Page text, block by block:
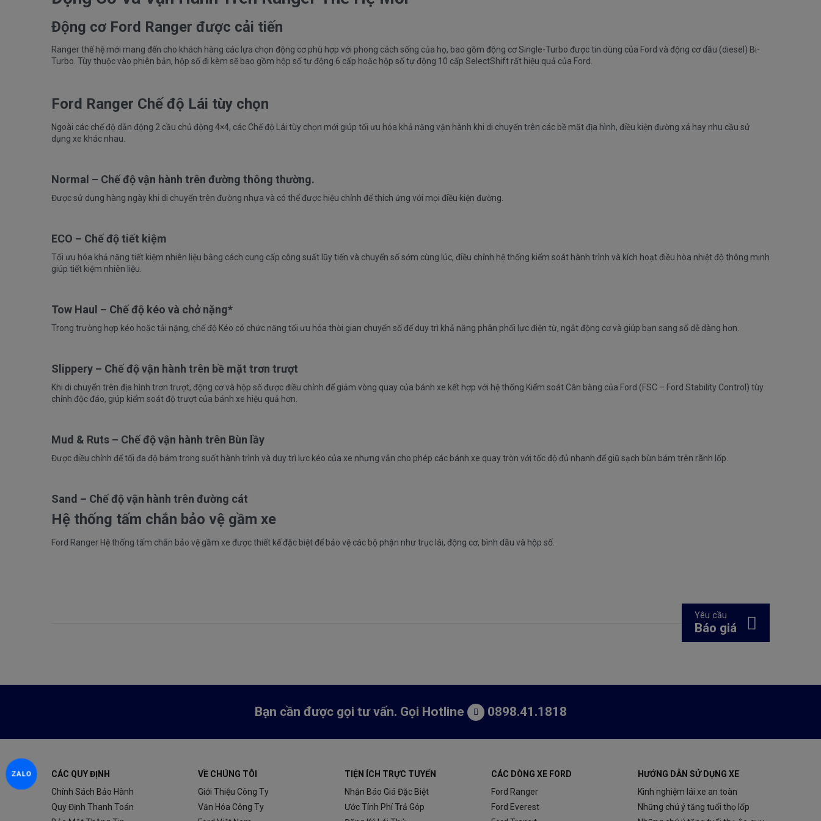
Động cơ Ford Ranger được cải tiến
Rangerthế hệ mới mang đến cho khách hàng các lựa chọn động cơ phù hợp với phong cách sống của họ, bao gồm động cơ Single-Turbo được tin dùng của Ford và động cơ dầu (diesel) Bi-
Turbo. Tùy thuộc vào phiên bản, hộp số đi kèm sẽ bao gồm hộp số tự động 6 cấp hoặc hộp số tự động 10 cấp SelectShift rất hiệu quả của Ford.
Ford Ranger Chế độ Lái tùy chọn
Ngoài các chế độ dẫn động 2 cầu chủ động 4×4, các Chế độ Lái tùy chọn mới giúp tối ưu hóa khả năng vận hành khi di chuyển trên các bề mặt địa hình, điều kiện đường xá hay nhu cầu sử
dụng xe khác nhau.
Normal – Chế độ vận hành trên đường thông thường.
Được sử dụng hàng ngày khi di chuyển trên đường nhựa và có thể được hiệu chỉnh để thích ứng với mọi điều kiện đường.
ECO – Chế độ tiết kiệm
Tối ưu hóa khả năng tiết kiệm nhiên liệu bằng cách cung cấp công suất lũy tiến và chuyển số sớm cùng lúc, điều chỉnh hệ thống kiểm soát hành trình và kích hoạt điều hòa nhiệt độ thông minh
giúp tiết kiệm nhiên liệu.
Tow Haul – Chế độ kéo và chở nặng*
Trong trường hợp kéo hoặc tải nặng, chế độ Kéo có chức năng tối ưu hóa thời gian chuyển số để duy trì khả năng phân phối lực điện từ, ngắt động cơ và giúp bạn sang số dễ dàng hơn.
Slippery – Chế độ vận hành trên bề mặt trơn trượt
Khi di chuyển trên địa hình trơn trượt, động cơ và hộp số được điều chỉnh để giảm vòng quay của bánh xe kết hợp với hệ thống Kiểm soát Cân bằng của Ford (FSC – Ford Stability Control) tùy
chỉnh độc đáo, giúp kiểm soát độ trượt của bánh xe hiệu quả hơn.
Mud & Ruts – Chế độ vận hành trên Bùn lầy
Được điều chỉnh để tối đa độ bám trong suốt hành trình và duy trì lực kéo của xe nhưng vẫn cho phép các bánh xe quay tròn với tốc độ đủ nhanh để giũ sạch bùn bám trên rãnh lốp.
Sand – Chế độ vận hành trên đường cát
Hệ thống tấm chắn bảo vệ gầm xe
Ford Ranger Hệ thống tấm chắn bảo vệ gầm xe được thiết kế đặc biệt để bảo vệ các bộ phận như trục lái, động cơ, bình dầu và hộp số.
Yêu cầu
Báo giá
Bạn cần được gọi tư vấn. Gọi Hotline 0898.41.1818
CÁC QUY ĐỊNH
Chính Sách Bảo Hành
Quy Định Thanh Toán
VỀ CHÚNG TÔI
Giới Thiệu Công Ty
Văn Hóa Công Ty
TIỆN ÍCH TRỰC TUYẾN
Nhận Báo Giá Đặc Biệt
Ước Tính Phí Trả Góp
CÁC DÒNG XE FORD
Ford Ranger
Ford Everest
HƯỚNG DẪN SỬ DỤNG XE
Kinh nghiệm lái xe an toàn
Những chú ý tăng tuổi thọ lốp
ZALO